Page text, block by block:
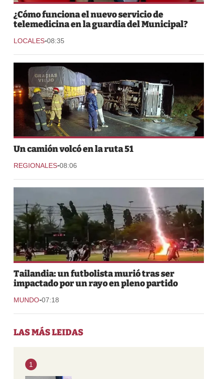
¿Cómo funciona el nuevo servicio de
telemedicina en la guardia del Municipal?
LOCALES-08:35
Un camión volcó en la ruta 51
REGIONALES-08:06
Tailandia: un futbolista murió tras ser
impactado por un rayo en pleno partido
MUNDO-07:18
LAS MÁS LEIDAS
1